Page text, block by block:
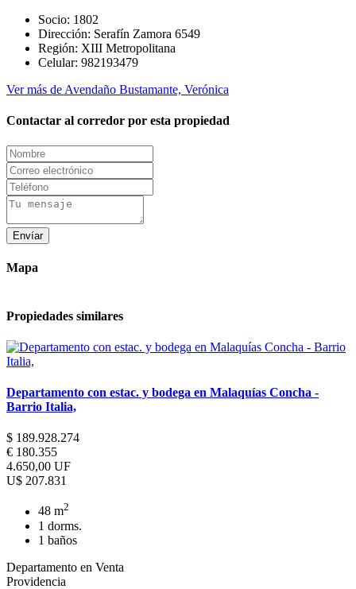
Socio: 1802
Dirección: Serafín Zamora 6549
Región: XIII Metropolitana
Celular: 982193479
Ver más de Avendaño Bustamante, Verónica
Contactar al corredor por esta propiedad
Envíar
Mapa
Propiedades similares
Departamento con estac. y bodega en Malaquías Concha -
Barrio Italia,
$ 189.928.274
€ 180.355
4.650,00 UF
U$ 207.831
48 m2
1 dorms.
1 baños
Departamento en Venta
Providencia